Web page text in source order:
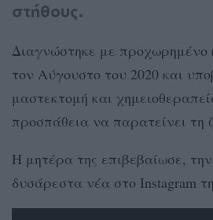
στήθους.
Διαγνώστηκε με προχωρημένο
τον Αύγουστο του 2020 και
μαστεκτομή και
προσπάθεια να παρατείνει τη
Η μητέρα της επιβεβαίωσε,
δυσάρεστα νέα στο Instagram